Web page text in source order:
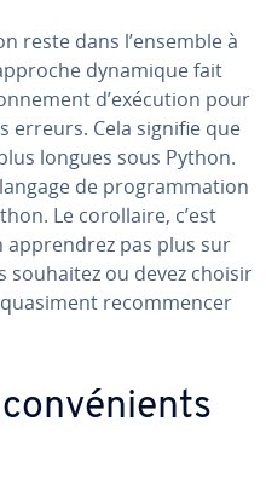
reste dans l’ensemble à
dynamique fait
d’exécution pour
erreurs. Cela signifie que
longues sous Python.
de pro­gram­ma­tion
Le co­rol­laire, c’est
ap­pren­drez pas plus sur
souhaitez ou devez choisir
re­com­men­cer